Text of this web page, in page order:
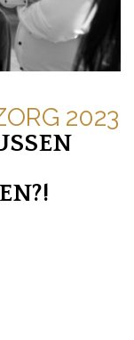
2023